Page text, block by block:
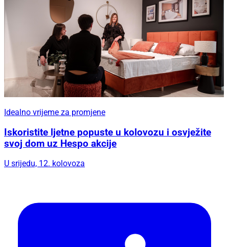
Idealno vrijeme za promjene
Iskoristite ljetne popuste u kolovozu i osvježite
svoj dom uz Hespo akcije
U srijedu, 12. kolovoza